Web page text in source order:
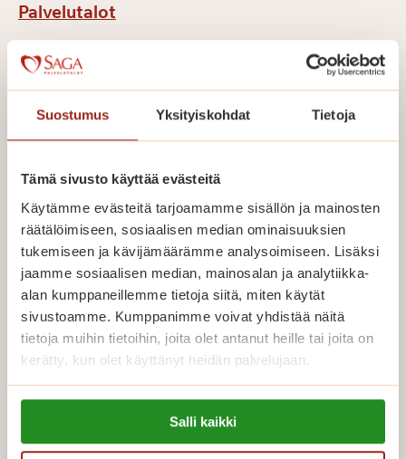
Suostumus Yksityiskohdat Tietoja
Tämä sivusto käyttää evästeitä
Käytämme evästeitä tarjoamamme sisällön ja mainosten
räätälöimiseen, sosiaalisen median ominaisuuksien
tukemiseen ja kävijämäärämme analysoimiseen. Lisäksi
jaamme sosiaalisen median, mainosalan ja analytiikka-
alan kumppaneillemme tietoja siitä, miten käytät
sivustoamme. Kumppanimme voivat yhdistää näitä
tietoja muihin tietoihin, joita olet antanut heille tai joita on
kerätty, kun olet käyttänyt heidän palvelujaan.
Lue lisää evästeistä:
https://sagacare.fi/evasteet/
Salli kaikki
Palvelutalot
Palvelutalot Helsinki
Palvelutalot Turku
Palvelutalot Lahti
Palvelutalot Lappeenranta
Palvelutalot Rauma
Palvelutalot Seinäjoki
Palvelutalot Vantaa
Avoimet työpaikat
Hae meille töihin